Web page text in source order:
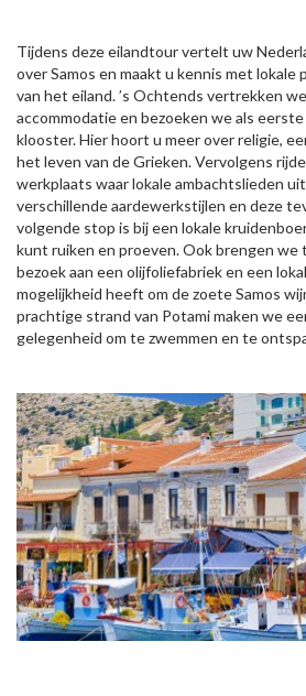
Tijdens deze eilandtour vertelt uw
over Samos en maakt u kennis met
van het eiland. ’s Ochtends vertrekken
accommodatie en bezoeken we als
klooster. Hier hoort u meer over religie,
het leven van de Grieken. Vervolgens
werkplaats waar lokale ambachtslieden
verschillende aardewerkstijlen en deze
volgende stop is bij een lokale
kunt ruiken en proeven. Ook brengen we
bezoek aan een olijfoliefabriek en een
mogelijkheid heeft om de zoete Samos
prachtige strand van Potami maken we
gelegenheid om te zwemmen en te